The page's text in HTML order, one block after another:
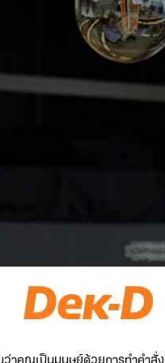
ว่าคุณเป็นมนุษย์ด้วยการทำคำสั่ง